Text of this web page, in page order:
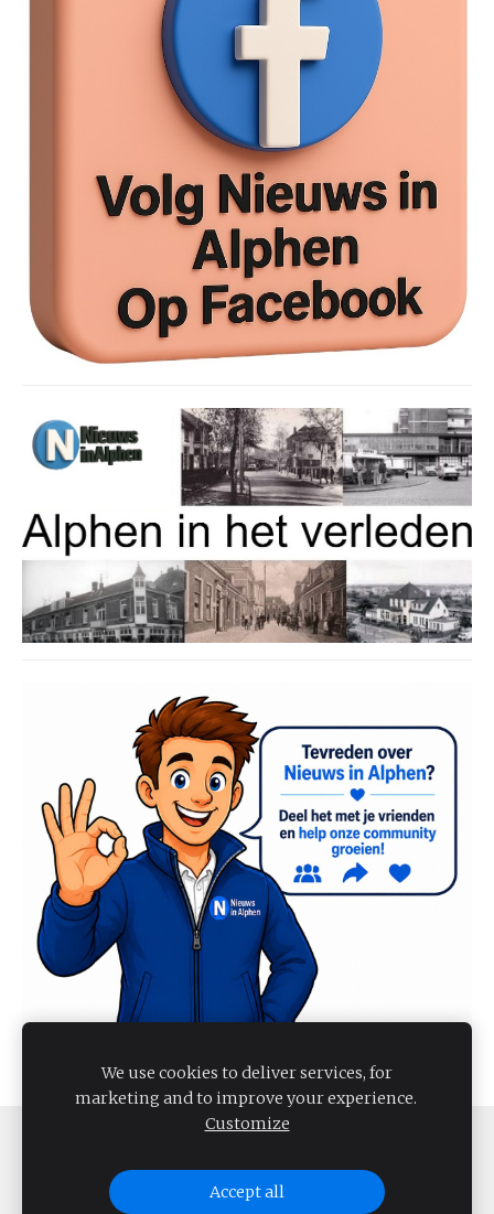
NIEUWS IN ALPHEN 2026
We use cookies to deliver services, for
marketing and to improve your experience.
Customize
Accept all